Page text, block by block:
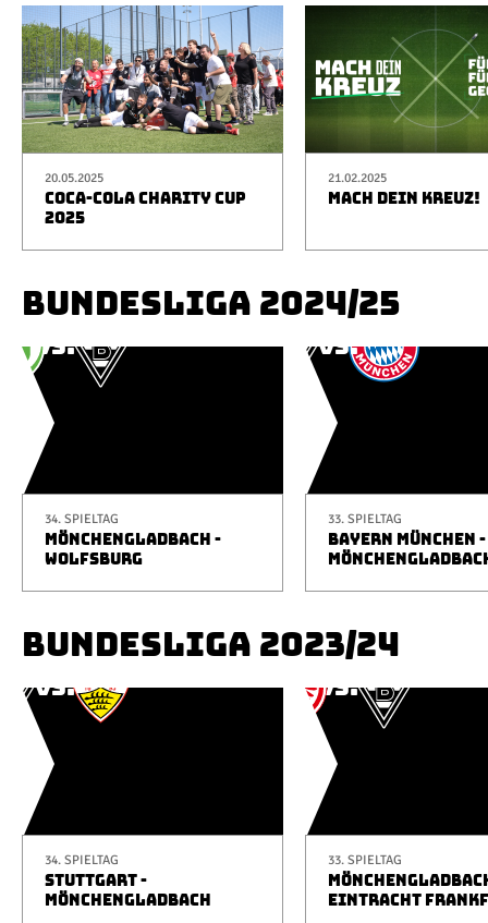
20.05.2025
COCA-COLA CHARITY CUP
2025
21.02.2025
MACH DEIN KREUZ!
BUNDESLIGA 2024/25
34. SPIELTAG
MÖNCHENGLADBACH -
WOLFSBURG
33. SPIELTAG
BAYERN MÜNCHEN -
BUNDESLIGA 2023/24
34. SPIELTAG
STUTTGART -
MÖNCHENGLADBACH
33. SPIELTAG
EINTRACHT